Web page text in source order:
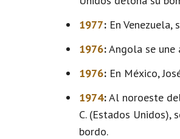
1977: En
1976:Angola se une
1976: En México,
1974:Al noroeste
C. (Estados Unidos),
bordo.